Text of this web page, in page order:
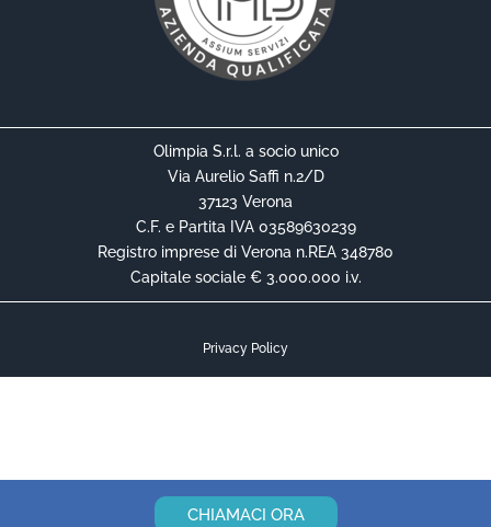
Olimpia S.r.l. a socio unico
Via Aurelio Saffi n.2/D
37123 Verona
C.F. e Partita IVA 03589630239
Registro imprese di Verona n.REA 348780
Capitale sociale € 3.000.000 i.v.
Privacy Policy
CHIAMACI ORA